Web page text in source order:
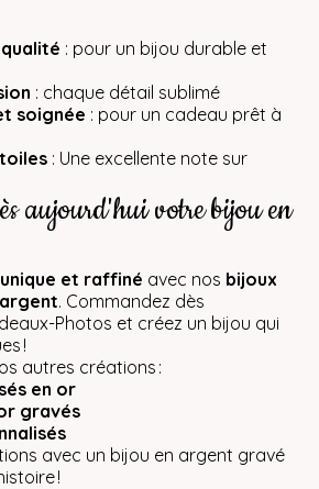
: pour un bijou durable et
: chaque détail sublimé
soignée : pour un cadeau prêt à
: Une excellente note sur
aujourd'hui votre bijou en
et raffiné avec nos bijoux
. Commandez dès
Photos et créez un bijou qui
!
autres créations :
en or
gravés
avec un bijou en argent gravé
!